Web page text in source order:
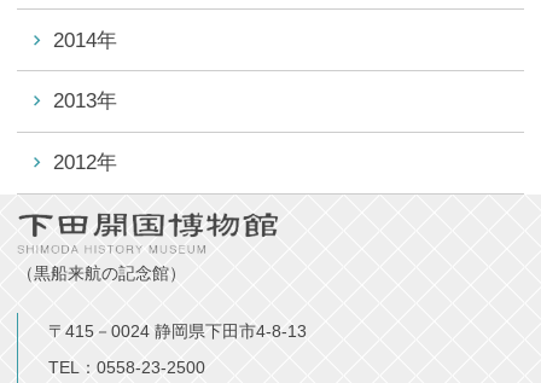
2014年
2013年
2012年
（黒船来航の記念館）
〒415－0024 静岡県下田市4-8-13
TEL：0558-23-2500